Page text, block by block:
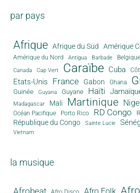
par pays
Afrique Afrique du Sud Amérique
Amérique du Nord Antigua Barbade Belgique
Canada Cap Vert Caraïbe Cuba
Etats-Unis
France Gabon Ghana
Guinée Guyana Guyane Haïti
Madagascar Mali Martinique
Océan Pacifique Porto Rico RD Congo
République du Congo Sainte Lucie
Vietnam
la musique